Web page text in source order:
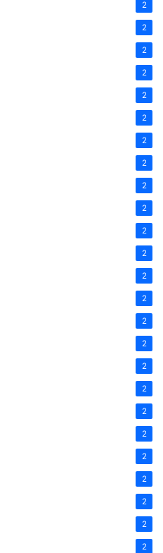
2
2
2
2
2
2
2
2
2
2
2
2
2
2
2
2
2
2
2
2
2
2
2
2
2